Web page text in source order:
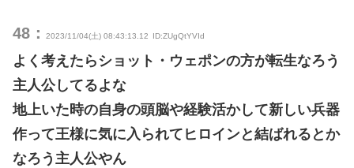
48： 2023/11/04(土) 08:43:13.12 ID:ZUgQtYVId
よく考えたらショット・ウェポンの方が転生なろう
主人公してるよな
地上いた時の自身の頭脳や経験活かして新しい兵器
作って王様に気に入られてヒロインと結ばれるとか
なろう主人公やん